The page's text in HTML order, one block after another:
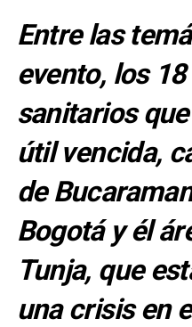
Entre las
evento, los
sanitarios
útil vencida,
de
Bogotá y él
Tunja, que
una crisis en